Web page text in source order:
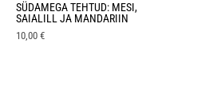
SÜDAMEGA TEHTUD: MESI,
SAIALILL JA MANDARIIN
10,00 €